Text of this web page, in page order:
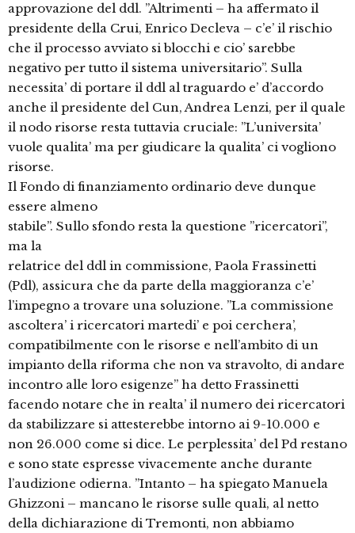
approvazione del ddl. ”Altrimenti – ha affermato il
presidente della Crui, Enrico Decleva – c’e’ il rischio
che il processo avviato si blocchi e cio’ sarebbe
negativo per tutto il sistema universitario”. Sulla
necessita’ di portare il ddl al traguardo e’ d’accordo
anche il presidente del Cun, Andrea Lenzi, per il quale
il nodo risorse resta tuttavia cruciale: ”L’universita’
vuole qualita’ ma per giudicare la qualita’ ci vogliono
risorse.
Il Fondo di finanziamento ordinario deve dunque
essere almeno
stabile”. Sullo sfondo resta la questione ”ricercatori”,
ma la
relatrice del ddl in commissione, Paola Frassinetti
(Pdl), assicura che da parte della maggioranza c’e’
l’impegno a trovare una soluzione. ”La commissione
ascoltera’ i ricercatori martedi’ e poi cerchera’,
compatibilmente con le risorse e nell’ambito di un
impianto della riforma che non va stravolto, di andare
incontro alle loro esigenze” ha detto Frassinetti
facendo notare che in realta’ il numero dei ricercatori
da stabilizzare si attesterebbe intorno ai 9-10.000 e
non 26.000 come si dice. Le perplessita’ del Pd restano
e sono state espresse vivacemente anche durante
l’audizione odierna. ”Intanto – ha spiegato Manuela
Ghizzoni – mancano le risorse sulle quali, al netto
della dichiarazione di Tremonti, non abbiamo